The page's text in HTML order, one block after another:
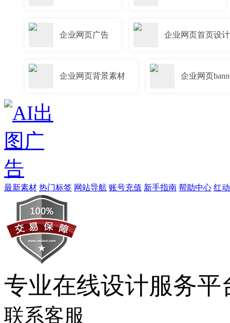
企业网页广告 企业网页首页设计
企业网页背景素材 企业网页
企业网页欣赏
企业网页psd
企业网页排版设计 网页企业背景
最新素材 热门标签 网站导航 账号充值 新手指南 帮助中心 红
专业在线设计服务平
联系客服